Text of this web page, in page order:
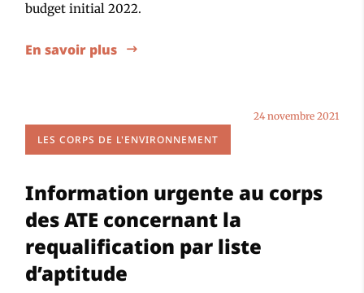
budget initial 2022.
En savoir plus
LES CORPS DE L'ENVIRONNEMENT
24 novembre 2021
Information urgente au corps
des ATE concernant la
requalification par liste
d’aptitude